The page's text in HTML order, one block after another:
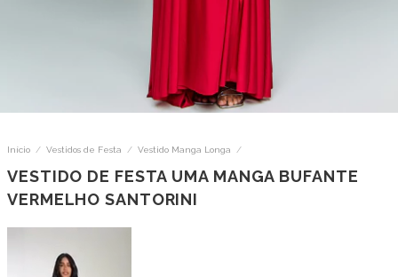
Início / Vestidos de Festa / Vestido Manga Longa /
VESTIDO DE FESTA UMA MANGA BUFANTE
VERMELHO SANTORINI